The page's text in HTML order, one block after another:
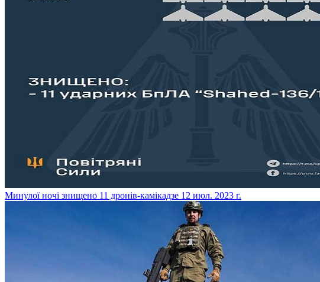
​Минулої ночі знищено 11 дронів-камікадзе 12 июл. 2023 г.